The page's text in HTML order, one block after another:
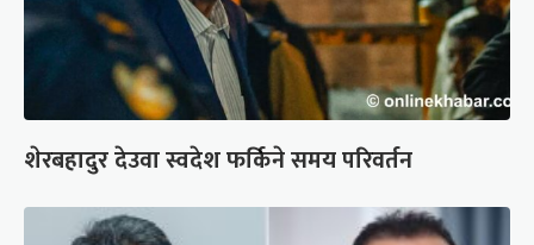
शेरबहादुर देउवा स्वदेश फर्किने समय परिवर्तन